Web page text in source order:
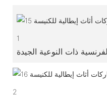
1
ذات النوعية الجيدة
2